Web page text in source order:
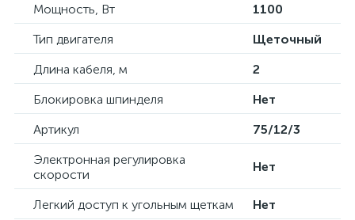
Мощность, Вт
1100
Тип двигателя
Щеточный
Длина кабеля, м
2
Блокировка шпинделя
Нет
Артикул
75/12/3
Электронная регулировка
скорости
Нет
Легкий доступ к угольным щеткам Нет